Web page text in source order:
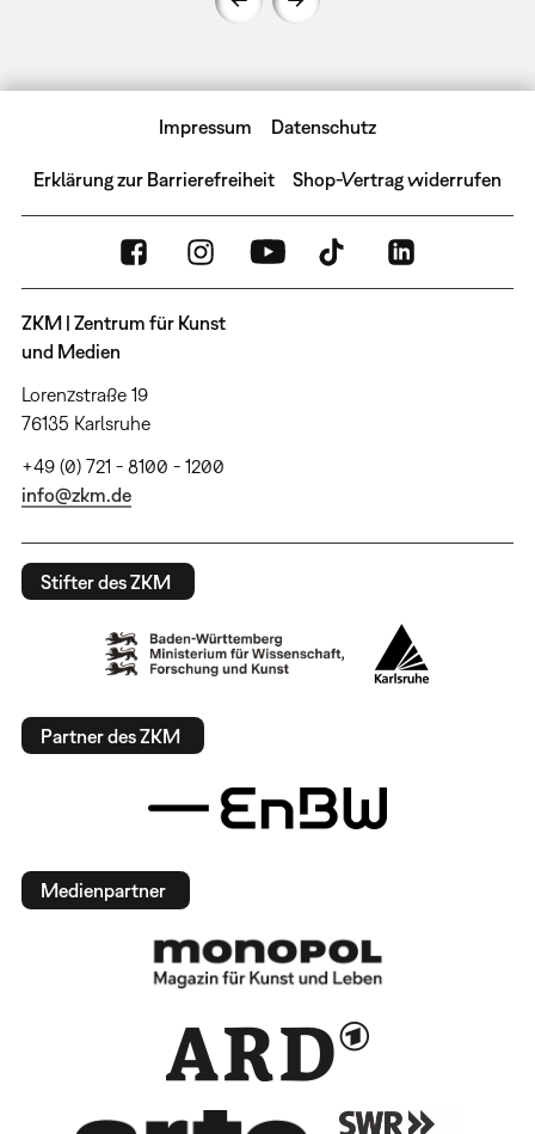
Impressum Datenschutz
Erklärung zur Barrierefreiheit Shop-Vertrag widerrufen
ZKM | Zentrum für Kunst
und Medien
Lorenzstraße 19
76135 Karlsruhe
+49 (0) 721 - 8100 - 1200
info@zkm.de
Stifter des ZKM
Partner des ZKM
Medienpartner